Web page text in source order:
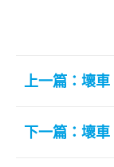
上一篇：壞
下一篇：壞